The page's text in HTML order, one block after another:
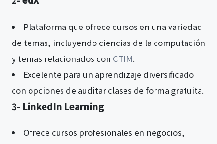
Plataforma que ofrece cursos en una variedad
de temas, incluyendo ciencias de la computación
y temas relacionados con CTIM.
Excelente para un aprendizaje diversificado
con opciones de auditar clases de forma gratuita​​.
3- LinkedIn Learning
Ofrece cursos profesionales en negocios,